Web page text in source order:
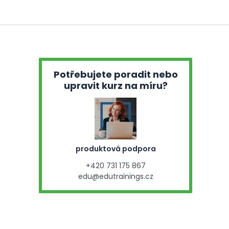
Potřebujete poradit nebo
upravit kurz na míru?
produktová podpora
+420 731 175 867
edu@edutrainings.cz